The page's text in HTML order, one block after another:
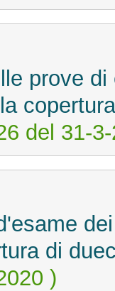
prove
del 31-
di
)